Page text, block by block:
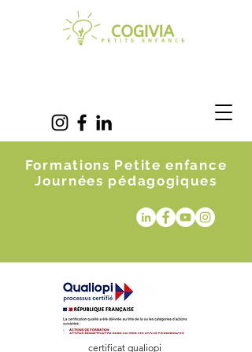
Formations Petite enfance
Journées pédagogiques
certificat qualiopi